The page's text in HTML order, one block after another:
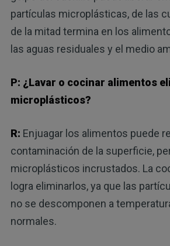
partículas microplásticas, de las
de la mitad termina en los
las aguas residuales y el medio
P: ¿Lavar o cocinar alimentos
microplásticos?
R: Enjuagar los alimentos puede
contaminación de la superficie,
microplásticos incrustados. La
logra eliminarlos, ya que las
no se descomponen a
normales.